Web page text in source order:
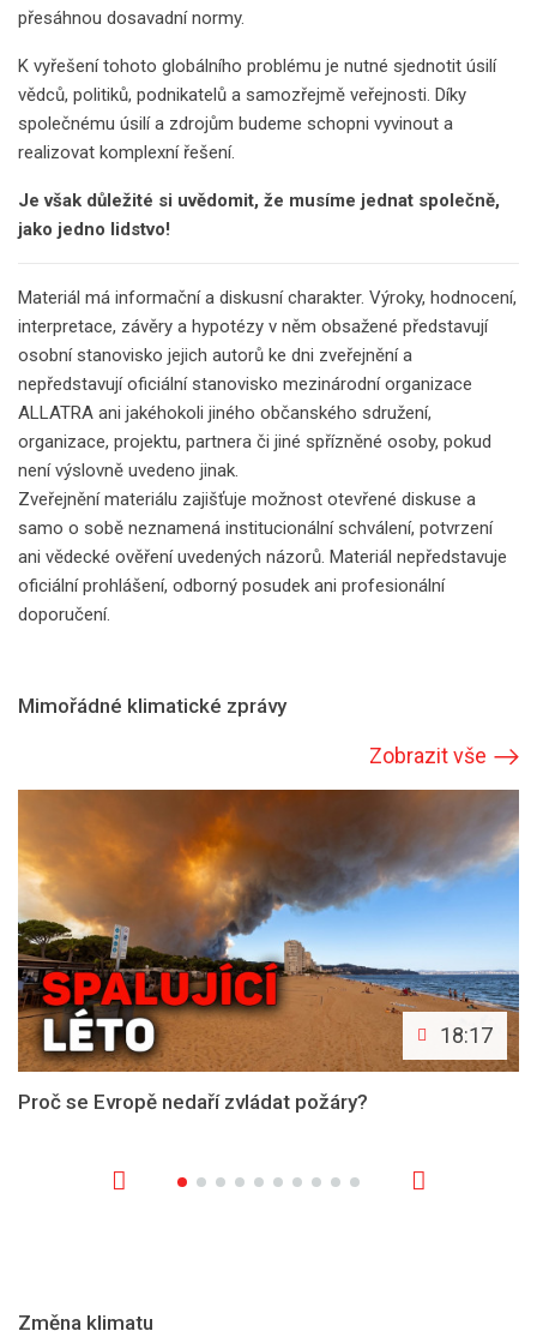
přesáhnou dosavadní normy.
K vyřešení tohoto globálního problému je nutné sjednotit úsilí
vědců, politiků, podnikatelů a samozřejmě veřejnosti. Díky
společnému úsilí a zdrojům budeme schopni vyvinout a
realizovat komplexní řešení.
Je však důležité si uvědomit, že musíme jednat společně,
jako jedno lidstvo!
Materiál má informační a diskusní charakter. Výroky, hodnocení,
interpretace, závěry a hypotézy v něm obsažené představují
osobní stanovisko jejich autorů ke dni zveřejnění a
nepředstavují oficiální stanovisko mezinárodní organizace
ALLATRA ani jakéhokoli jiného občanského sdružení,
organizace, projektu, partnera či jiné spřízněné osoby, pokud
není výslovně uvedeno jinak.
Zveřejnění materiálu zajišťuje možnost otevřené diskuse a
samo o sobě neznamená institucionální schválení, potvrzení
ani vědecké ověření uvedených názorů. Materiál nepředstavuje
oficiální prohlášení, odborný posudek ani profesionální
doporučení.
Mimořádné klimatické zprávy
Zobrazit vše
18:17
Proč se Evropě nedaří zvládat požáry?
Změna klimatu